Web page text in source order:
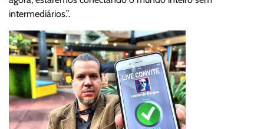
intermediários.”.